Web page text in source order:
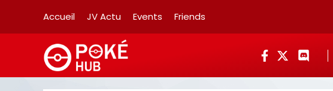
Accueil JV Actu Events Friends